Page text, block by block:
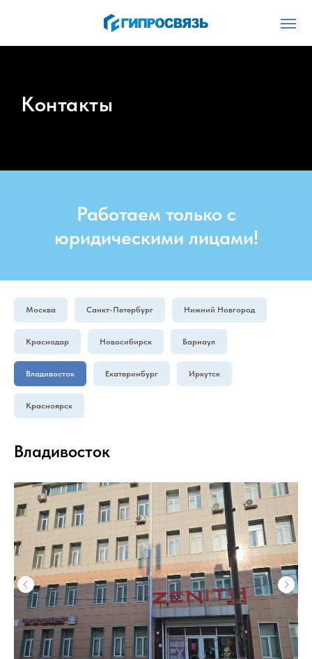
Контакты
Работаем только с
юридическими лицами!
Москва Санкт-Петербург Нижний Новгород
Краснодар Новосибирск Барнаул
Владивосток Екатеринбург Иркутск
Красноярск
Владивосток